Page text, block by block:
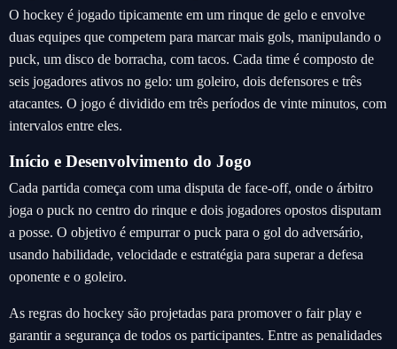
O hockey é jogado tipicamente em um rinque de gelo e envolve
duas equipes que competem para marcar mais gols, manipulando o
puck, um disco de borracha, com tacos. Cada time é composto de
seis jogadores ativos no gelo: um goleiro, dois defensores e três
atacantes. O jogo é dividido em três períodos de vinte minutos, com
intervalos entre eles.
Início e Desenvolvimento do Jogo
Cada partida começa com uma disputa de face-off, onde o árbitro
joga o puck no centro do rinque e dois jogadores opostos disputam
a posse. O objetivo é empurrar o puck para o gol do adversário,
usando habilidade, velocidade e estratégia para superar a defesa
oponente e o goleiro.
As regras do hockey são projetadas para promover o fair play e
garantir a segurança de todos os participantes. Entre as penalidades